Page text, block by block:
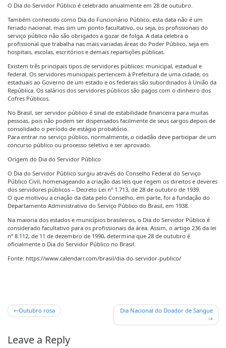
O Dia do Servidor Público é celebrado anualmente em 28 de outubro.
Também conhecido como Dia do Funcionário Público, esta data não é um
feriado nacional, mas sim um ponto facultativo, ou seja, os profissionais do
serviço público não são obrigados a gozar de folga. A data celebra o
profissional que trabalha nas mais variadas áreas do Poder Público, seja em
hospitais, escolas, escritórios e demais repartições públicas.
Existem três principais tipos de servidores públicos: municipal, estadual e
federal. Os servidores municipais pertencem à Prefeitura de uma cidade; os
estaduais ao Governo de um estado e os federais são subordinados à União da
República. Os salários dos servidores públicos são pagos com o dinheiro dos
Cofres Públicos.
No Brasil, ser servidor público é sinal de estabilidade financeira para muitas
pessoas, pois não podem ser dispensados facilmente de seus cargos depois de
consolidado o período de estágio probatório.
Para entrar no serviço público, normalmente, o cidadão deve participar de um
concurso público ou processo seletivo e ser aprovado.
Origem do Dia do Servidor Público
O Dia do Servidor Público surgiu através do Conselho Federal do Serviço
Público Civil, homenageando a criação das leis que regem os direitos e deveres
dos servidores públicos – Decreto Lei nº 1.713, de 28 de outubro de 1939.
O que motivou a criação da data pelo Conselho, em parte, foi a fundação do
Departamento Administrativo do Serviço Público do Brasil, em 1938.
Na maioria dos estados e municípios brasileiros, o Dia do Servidor Público é
considerado facultativo para os profissionais da área. Assim, o artigo 236 da lei
nº 8.112, de 11 de dezembro de 1990, determina que 28 de outubro é
oficialmente o Dia do Servidor Público no Brasil.
Fonte: https://www.calendarr.com/brasil/dia-do-servidor-publico/
Outubro rosa Dia Nacional do Doador de Sangue
Leave a Reply